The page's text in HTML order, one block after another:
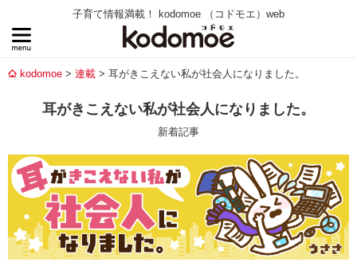
子育て情報満載！ kodomoe （コドモエ）web
kodomoe 連載 耳がきこえない私が社会人になりました。
耳がきこえない私が社会人になりました。
新着記事